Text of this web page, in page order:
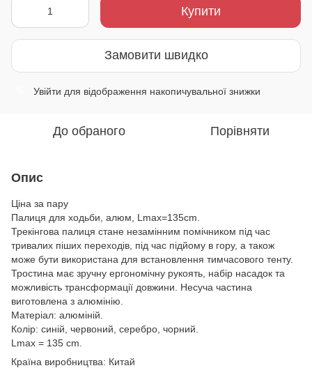
Купити
Замовити швидко
Увійти для відображення накопичувальної знижки
До обраного Порівняти
Опис
Ціна за пару
Палиця для ходьби, алюм, Lmax=135cm.
Трекінгова палиця стане незамінним помічником під час
тривалих піших переходів, під час підйому в гору, а також
може бути використана для встановлення тимчасового тенту.
Тростина має зручну ергономічну рукоять, набір насадок та
можливість трансформації довжини. Несуча частина
виготовлена з алюмінію.
Матеріал: алюміній.
Колір: синій, червоний, серебро, чорний.
Lmax = 135 cm.
Країна виробництва: Китай